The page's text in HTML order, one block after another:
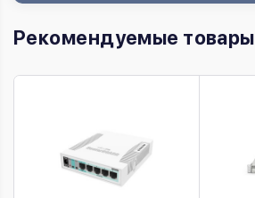
Рекомендуемые товары